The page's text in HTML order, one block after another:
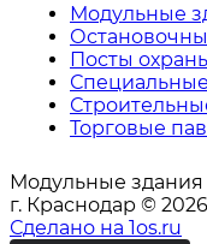
Модульные
Посты
Торговые
Модульные здания
г. Краснодар © 2026
Сделано на 1os.ru